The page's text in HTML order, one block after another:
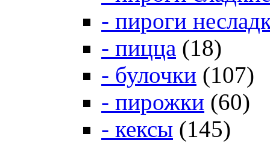
- пироги
- пицца (18)
- булочки (107)
- пирожки (60)
- кексы (145)